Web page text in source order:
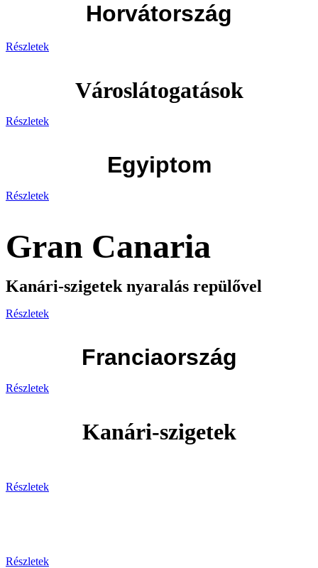
Horvátország
Részletek
Városlátogatások
Részletek
Egyiptom
Részletek
Gran Canaria
Kanári-szigetek nyaralás repülővel
Részletek
Franciaország
Részletek
Kanári-szigetek
Részletek
Részletek